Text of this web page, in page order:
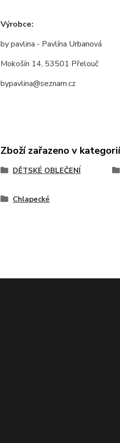
Výrobce:
by pavlina - Pavlína Urbanová
Mokošín 14, 53501 Přelouč
bypavlina@seznam.cz
Zboží zařazeno v
DĚTSKÉ OBLEČENÍ
Chlapecké